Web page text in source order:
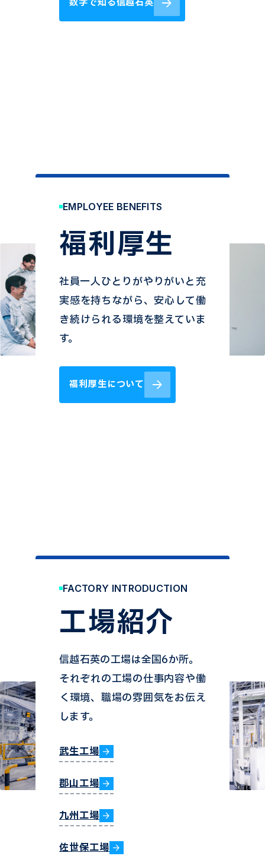
数字で知る信越石英
EMPLOYEE BENEFITS
福利厚生
社員一人ひとりがやりがいと充
実感を持ちながら、安心して働
き続けられる環境を整えていま
す。
福利厚生について
FACTORY INTRODUCTION
工場紹介
信越石英の工場は全国6か所。
それぞれの工場の仕事内容や働
く環境、職場の雰囲気をお伝え
します。
武生工場
郡山工場
九州工場
佐世保工場